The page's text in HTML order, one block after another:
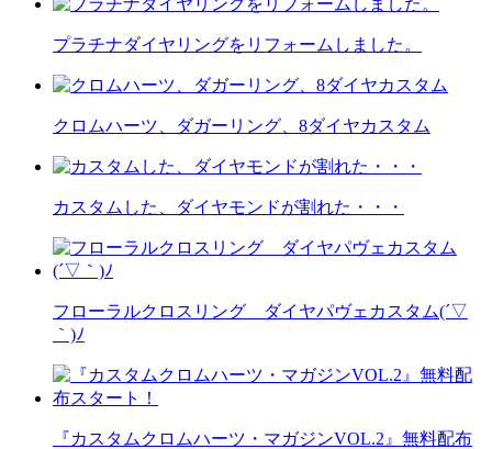
プラチナダイヤリングをリフォームしました。
クロムハーツ、ダガーリング、8ダイヤカスタム
カスタムした、ダイヤモンドが割れた・・・
フローラルクロスリング ダイヤパヴェカスタム(´▽
｀)ﾉ
『カスタムクロムハーツ・マガジンVOL.2』無料配布